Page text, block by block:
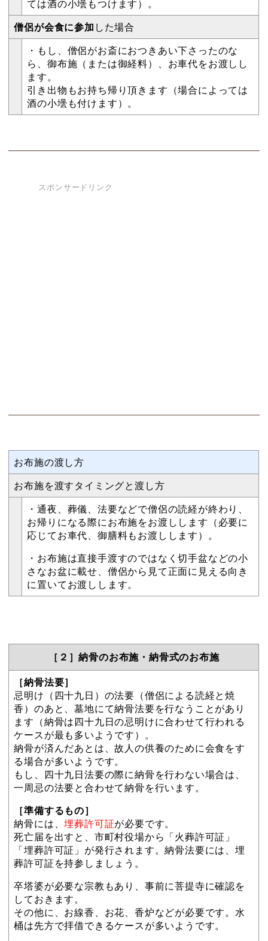
ては酒の小壜もつけます）。
僧侶が会食に参加 した場合
・もし、僧侶がお斎におつきあい下さったのな
ら、御布施（または御経料）、お車代をお渡しし
ます。
引き出物もお持ち帰り頂きます（場合によっては
酒の小壜も付けます）。
スポンサードリンク
お布施の渡し方
お布施を渡すタイミングと渡し方
・通夜、葬儀、法要などで僧侶の読経が終わり、
お帰りになる際にお布施をお渡しします（必要に
応じてお車代、御膳料もお渡しします）。
・お布施は直接手渡すのではなく切手盆などの小
さなお盆に載せ、僧侶から見て正面に見える向き
に置いてお渡しします。
［２］納骨のお布施・納骨式のお布施
［納骨法要］
忌明け（四十九日）の法要（僧侶による読経と焼
香）のあと、墓地にて納骨法要を行なうことがあり
ます（納骨は四十九日の忌明けに合わせて行われる
ケースが最も多いようです）。
納骨が済んだあとは、故人の供養のために会食をす
る場合が多いようです。
もし、四十九日法要の際に納骨を行わない場合は、
一周忌の法要と合わせて納骨を行います。
［準備するもの］
納骨には、埋葬許可証が必要です。
死亡届を出すと、市町村役場から「火葬許可証」
「埋葬許可証」が発行されます。納骨法要には、埋
葬許可証を持参しましょう。
卒塔婆が必要な宗教もあり、事前に菩提寺に確認を
しておきます。
その他に、お線香、お花、香炉などが必要です。水
桶は先方で拝借できるケースが多いようです。